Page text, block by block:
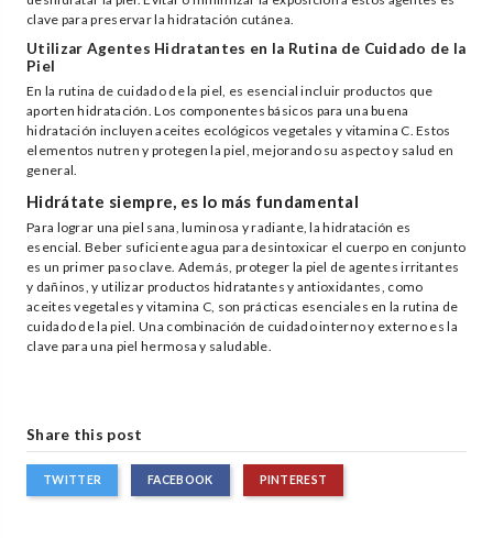
clave para preservar la hidratación cutánea.
Utilizar Agentes Hidratantes en la Rutina de Cuidado de la
Piel
En la rutina de cuidado de la piel, es esencial incluir productos que
aporten hidratación. Los componentes básicos para una buena
hidratación incluyen aceites ecológicos vegetales y vitamina C. Estos
elementos nutren y protegen la piel, mejorando su aspecto y salud en
general.
Hidrátate siempre, es lo más fundamental
Para lograr una piel sana, luminosa y radiante, la hidratación es
esencial. Beber suficiente agua para desintoxicar el cuerpo en conjunto
es un primer paso clave. Además, proteger la piel de agentes irritantes
y dañinos, y utilizar productos hidratantes y antioxidantes, como
aceites vegetales y vitamina C, son prácticas esenciales en la rutina de
cuidado de la piel. Una combinación de cuidado interno y externo es la
clave para una piel hermosa y saludable.
Share this post
TWITTER FACEBOOK PINTEREST